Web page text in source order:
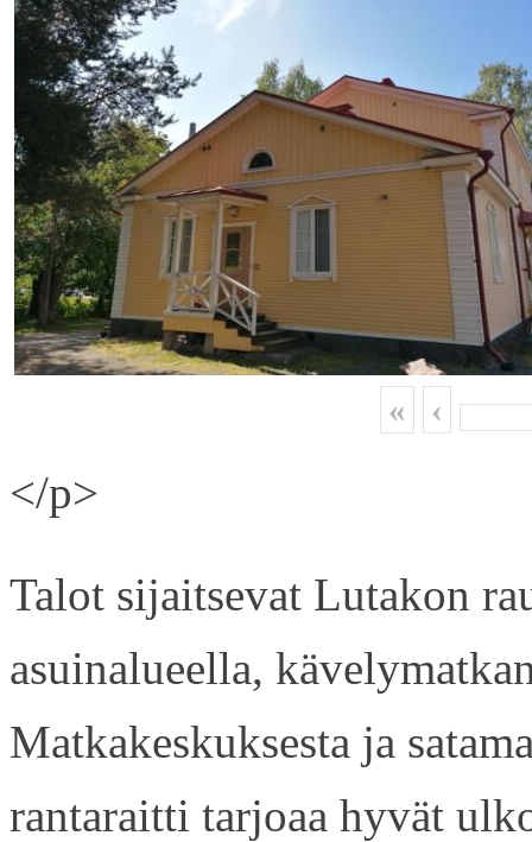
« ‹
</p>
Talot sijaitsevat Lutakon
asuinalueella,
Matkakeskuksesta ja
rantaraitti tarjoaa hyvät